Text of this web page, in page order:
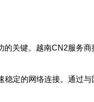
关键。越南CN2服务
定的网络连接。通过